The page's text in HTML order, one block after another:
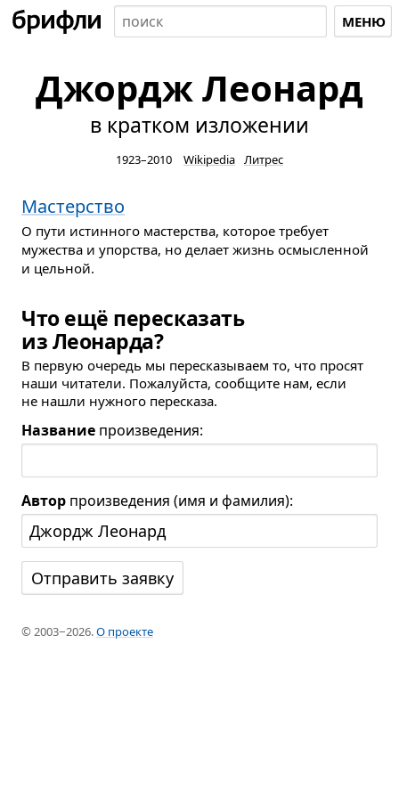
МЕНЮ
Джордж Леонард
в кратком изложении
1923–2010 Wikipedia Литрес
Мастерство
О пути истинного мастерства, которое требует
мужества и упорства, но делает жизнь осмысленной
и цельной.
Что ещё пересказать
из Леонарда?
В первую очередь мы пересказываем то, что просят
наши читатели. Пожалуйста, сообщите нам, если
не нашли нужного пересказа.
Название произведения:
Автор произведения (имя и фамилия):
© 2003−2026.О проекте